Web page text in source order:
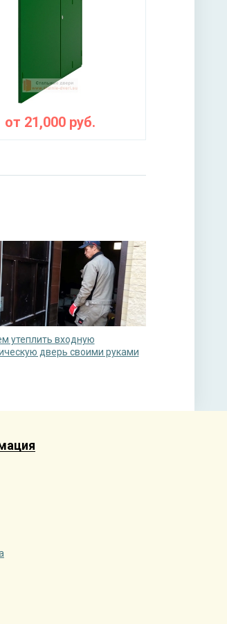
от 21,000 руб.
утеплить входную
дверь своими руками